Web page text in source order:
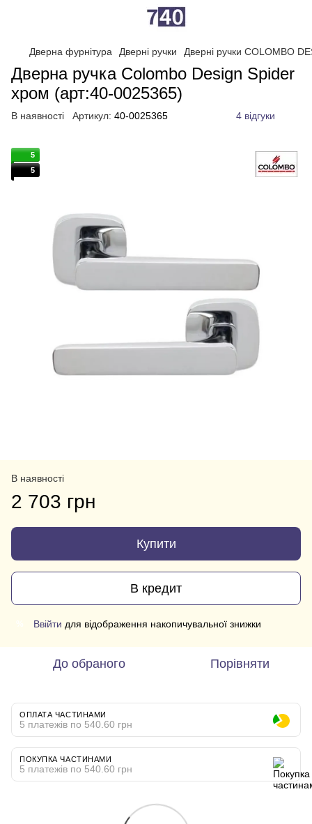
Дверна фурнітура Дверні ручки Дверні ручки COLOMBO
Дверна ручка Colombo Design Spider
хром (арт:40-0025365)
В наявності Артикул: 40-0025365 4 відгуки
5
5
В наявності
2 703 грн
Купити
В кредит
Ввійти для відображення накопичувальної знижки
До обраного Порівняти
ОПЛАТА ЧАСТИНАМИ
5 платежів по 540.60 грн
ПОКУПКА ЧАСТИНАМИ
5 платежів по 540.60 грн